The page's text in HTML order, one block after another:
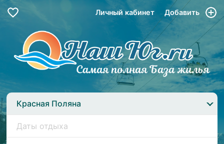
Личный кабинет Добавить
Красная Поляна